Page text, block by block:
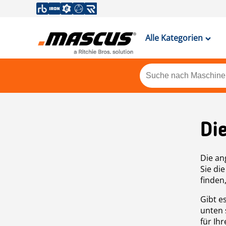
Alle Kategorien
Die
Sie
Gibt
unten
für